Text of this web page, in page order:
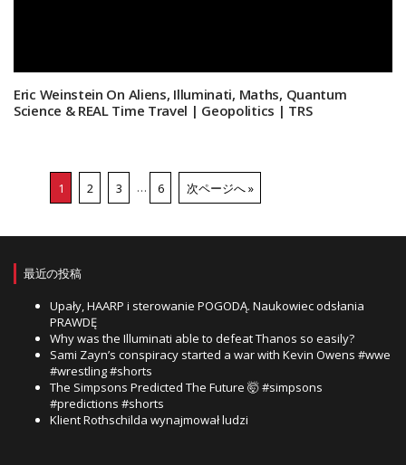
Eric Weinstein On Aliens, Illuminati, Maths, Quantum
Science & REAL Time Travel | Geopolitics | TRS
1 2 3 … 6 次ページへ »
最近の投稿
Upały, HAARP i sterowanie POGODĄ. Naukowiec odsłania
PRAWDĘ
Why was the Illuminati able to defeat Thanos so easily?
Sami Zayn’s conspiracy started a war with Kevin Owens #wwe
#wrestling #shorts
The Simpsons Predicted The Future 🤯 #simpsons
#predictions #shorts
Klient Rothschilda wynajmował ludzi